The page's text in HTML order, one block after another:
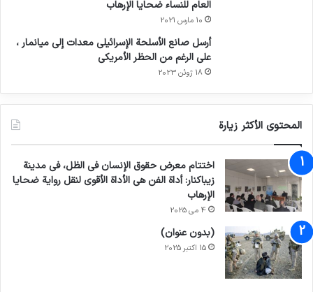
العام للنساء ضحايا الإرهاب
10 مارس 2021
أرسل صانع الأسلحة الإسرائيلي معدات إلى ميانمار ،
على الرغم من الحظر الأمريكي
18 ژوئن 2023
المحتوى الأكثر زيارة
اختتام معرض حقوق الإنسان في الظل، في مدينة
زيباكنار: أداة الفن هي الأداة الأقوى لنقل رواية ضحايا
الإرهاب
4 می 2025
(بدون عنوان)
15 اکتبر 2025